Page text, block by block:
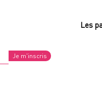
Je m'inscris
Les